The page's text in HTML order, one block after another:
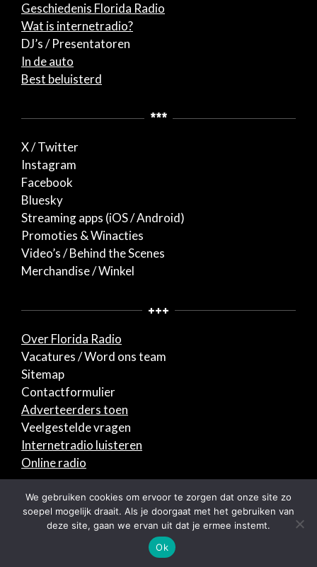
Geschiedenis Florida Radio
Wat is internetradio?
DJ’s / Presentatoren
In de auto
Best beluisterd
***
X / Twitter
Instagram
Facebook
Bluesky
Streaming apps (iOS / Android)
Promoties & Winacties
Video’s / Behind the Scenes
Merchandise / Winkel
+++
Over Florida Radio
Vacatures / Word ons team
Sitemap
Contactformulier
Adverteerders toen
Veelgestelde vragen
Internetradio luisteren
Online radio
© 2026 Florida Radio. Alle rechten voorbehouden.
Unos . Powered by
We gebruiken cookies om ervoor te zorgen dat onze site zo
soepel mogelijk draait. Als je doorgaat met het gebruiken van
deze site, gaan we ervan uit dat je ermee instemt.
Ok